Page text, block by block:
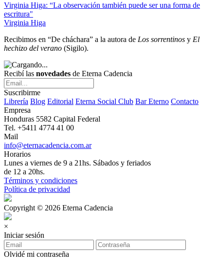
Virginia Higa: “La observación también puede ser una forma de
escritura"
Virginia Higa
Recibimos en “De cháchara” a la autora de Los sorrentinos y El
hechizo del verano (Sigilo).
Recibí las novedades de Eterna Cadencia
Suscribirme
Librería Blog Editorial Eterna Social Club Bar Eterno Contacto
Empresa
Honduras 5582 Capital Federal
Tel. +5411 4774 41 00
Mail
info@eternacadencia.com.ar
Horarios
Lunes a viernes de 9 a 21hs. Sábados y feriados
de 12 a 20hs.
Términos y condiciones
Política de privacidad
Copyright © 2026 Eterna Cadencia
×
Iniciar sesión
Olvidé mi contraseña